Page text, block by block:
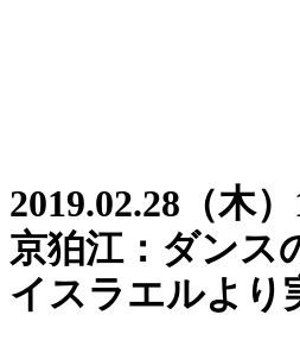
2019.02.28（木
京狛江：ダンス
イスラエルより